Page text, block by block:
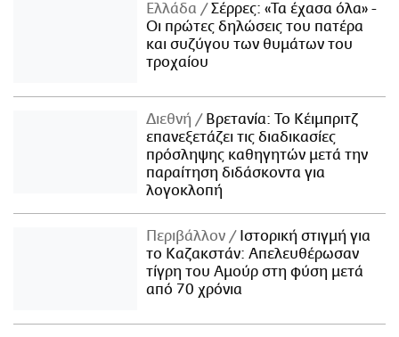
Ελλάδα
Σέρρες: «Τα έχασα όλα» -
Οι πρώτες δηλώσεις του πατέρα
και συζύγου των θυμάτων του
τροχαίου
Διεθνή
Βρετανία: Το Κέιμπριτζ
επανεξετάζει τις διαδικασίες
πρόσληψης καθηγητών μετά την
παραίτηση διδάσκοντα για
λογοκλοπή
Περιβάλλον
Ιστορική στιγμή για
το Καζακστάν: Απελευθέρωσαν
τίγρη του Αμούρ στη φύση μετά
από 70 χρόνια